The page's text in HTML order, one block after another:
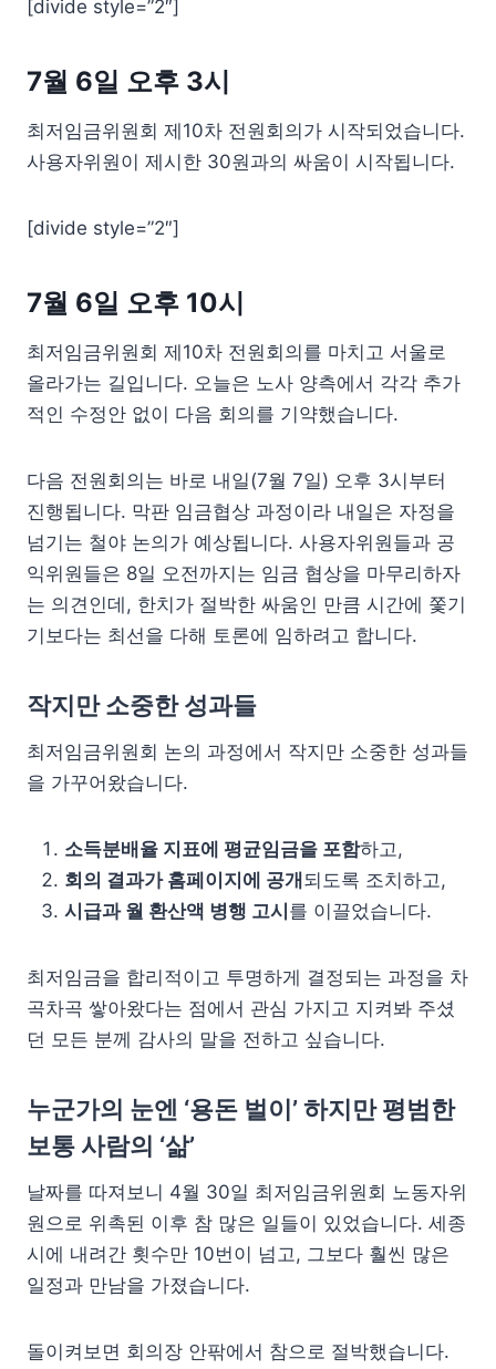
[divide style=”2″]
7월 6일 오후 3시
최저임금위원회 제10차 전원회의가 시작되었습니다.
사용자위원이 제시한 30원과의 싸움이 시작됩니다.
[divide style=”2″]
7월 6일 오후 10시
최저임금위원회 제10차 전원회의를 마치고 서울로
올라가는 길입니다. 오늘은 노사 양측에서 각각 추가
적인 수정안 없이 다음 회의를 기약했습니다.
다음 전원회의는 바로 내일(7월 7일) 오후 3시부터
진행됩니다. 막판 임금협상 과정이라 내일은 자정을
넘기는 철야 논의가 예상됩니다. 사용자위원들과 공
익위원들은 8일 오전까지는 임금 협상을 마무리하자
는 의견인데, 한치가 절박한 싸움인 만큼 시간에 쫓기
기보다는 최선을 다해 토론에 임하려고 합니다.
작지만 소중한 성과들
최저임금위원회 논의 과정에서 작지만 소중한 성과들
을 가꾸어왔습니다.
소득분배율 지표에 평균임금을 포함하고,
회의 결과가 홈페이지에 공개되도록 조치하고,
시급과 월 환산액 병행 고시를 이끌었습니다.
최저임금을 합리적이고 투명하게 결정되는 과정을 차
곡차곡 쌓아왔다는 점에서 관심 가지고 지켜봐 주셨
던 모든 분께 감사의 말을 전하고 싶습니다.
누군가의 눈엔 ‘용돈 벌이’ 하지만 평범한
보통 사람의 ‘삶’
날짜를 따져보니 4월 30일 최저임금위원회 노동자위
원으로 위촉된 이후 참 많은 일들이 있었습니다. 세종
시에 내려간 횟수만 10번이 넘고, 그보다 훨씬 많은
일정과 만남을 가졌습니다.
돌이켜보면 회의장 안팎에서 참으로 절박했습니다.